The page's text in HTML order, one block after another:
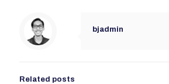
bjadmin
Related posts